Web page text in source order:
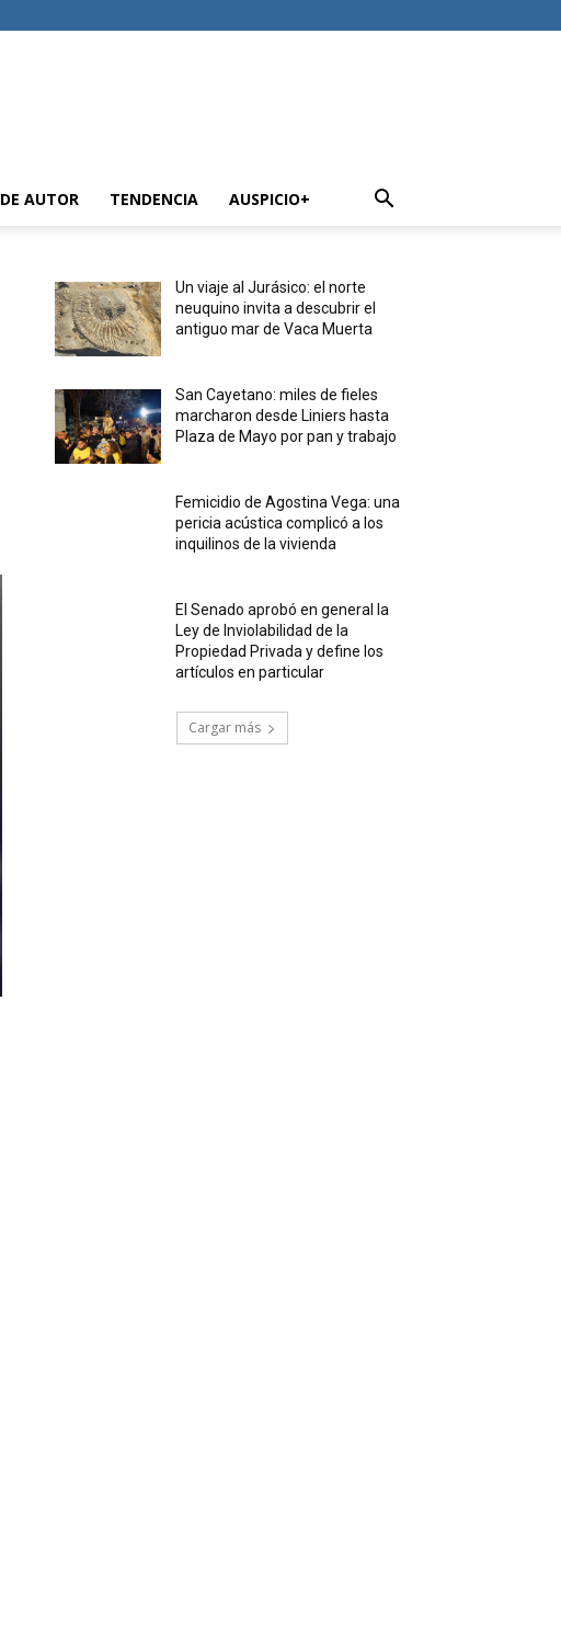
DE AUTOR TENDENCIA AUSPICIO+
Un viaje al Jurásico: el norte
neuquino invita a descubrir el
antiguo mar de Vaca Muerta
San Cayetano: miles de fieles
marcharon desde Liniers hasta
Plaza de Mayo por pan y trabajo
Femicidio de Agostina Vega: una
pericia acústica complicó a los
inquilinos de la vivienda
El Senado aprobó en general la
Ley de Inviolabilidad de la
Propiedad Privada y define los
artículos en particular
Cargar más